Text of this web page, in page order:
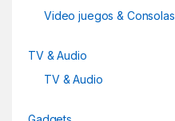
Video juegos & Consolas
TV & Audio
TV & Audio